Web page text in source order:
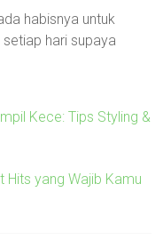
habisnya untuk
hari supaya
Kece: Tips Styling &
Hits yang Wajib Kamu